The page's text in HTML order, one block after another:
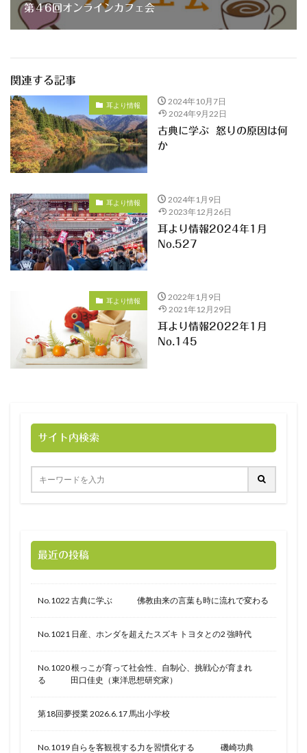
第４6回オンラインカフェ会
関連する記事
耳より情報
2024年10月7日
2024年9月22日
古典に学ぶ 怒りの原因は何
か
耳より情報
2024年1月9日
2023年12月26日
耳より情報2024年1月
No.527
耳より情報
2022年1月9日
2021年12月29日
耳より情報2022年1月
No.145
サイト内検索
最近の投稿
No.1022 古典に学ぶ 佛教由来の言葉も時に流れで変わる
No.1021 日産、ホンダを超えたスズキ トヨタとの2 強時代
No.1020 根っこが育って社会性、自制心、挑戦心が育まれ
る 田口佳史（東洋思想研究家）
第18回夢授業 2026.6.17 馬出小学校
No.1019 自らを客観視する力を習慣化する 磯崎功典